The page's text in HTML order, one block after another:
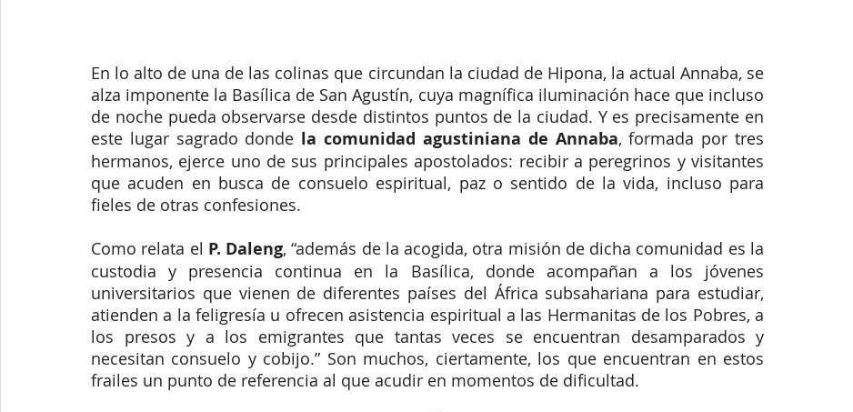
En lo alto de una de las colinas que circundan la ciudad de Hipona, la actual Annaba, se
alza imponente la Basílica de San Agustín, cuya magnífica iluminación hace que incluso
de noche pueda observarse desde distintos puntos de la ciudad. Y es precisamente en
este lugar sagrado donde la comunidad agustiniana de Annaba, formada por tres
hermanos, ejerce uno de sus principales apostolados: recibir a peregrinos y visitantes
que acuden en busca de consuelo espiritual, paz o sentido de la vida, incluso para
fieles de otras confesiones.
Como relata el P. Daleng, “además de la acogida, otra misión de dicha comunidad es la
custodia y presencia continua en la Basílica, donde acompañan a los jóvenes
universitarios que vienen de diferentes países del África subsahariana para estudiar,
atienden a la feligresía u ofrecen asistencia espiritual a las Hermanitas de los Pobres, a
los presos y a los emigrantes que tantas veces se encuentran desamparados y
necesitan consuelo y cobijo.” Son muchos, ciertamente, los que encuentran en estos
frailes un punto de referencia al que acudir en momentos de dificultad.